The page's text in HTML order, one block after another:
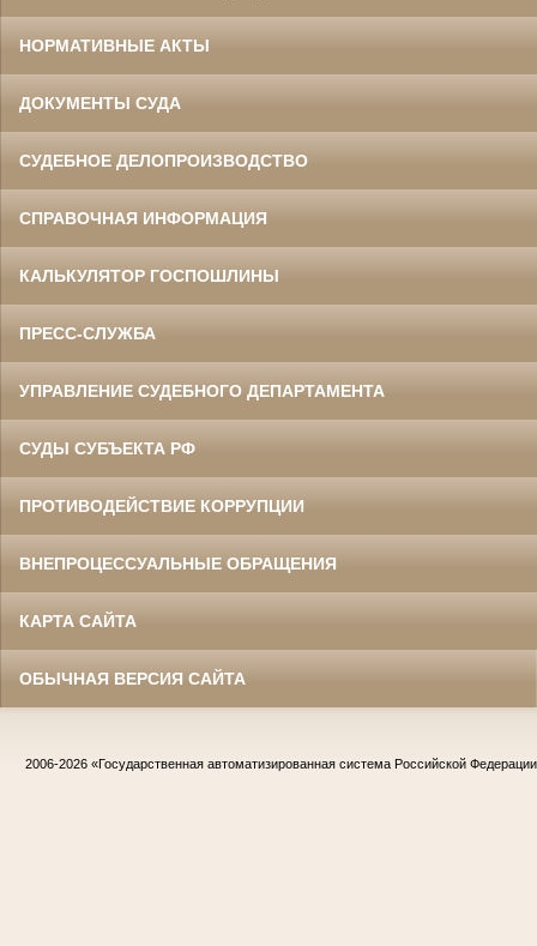
НОРМАТИВНЫЕ АКТЫ
ДОКУМЕНТЫ СУДА
СУДЕБНОЕ ДЕЛОПРОИЗВОДСТВО
СПРАВОЧНАЯ ИНФОРМАЦИЯ
КАЛЬКУЛЯТОР ГОСПОШЛИНЫ
ПРЕСС-СЛУЖБА
УПРАВЛЕНИЕ СУДЕБНОГО ДЕПАРТАМЕНТА
СУДЫ СУБЪЕКТА РФ
ПРОТИВОДЕЙСТВИЕ КОРРУПЦИИ
ВНЕПРОЦЕССУАЛЬНЫЕ ОБРАЩЕНИЯ
КАРТА САЙТА
ОБЫЧНАЯ ВЕРСИЯ САЙТА
2006-2026 «Государственная автоматизированная система Российской